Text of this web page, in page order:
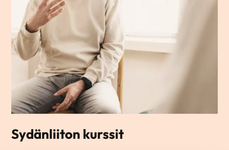
Sydänliiton kurssit